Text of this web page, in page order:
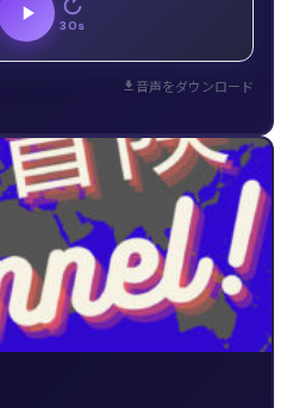
30s
音声をダウンロード